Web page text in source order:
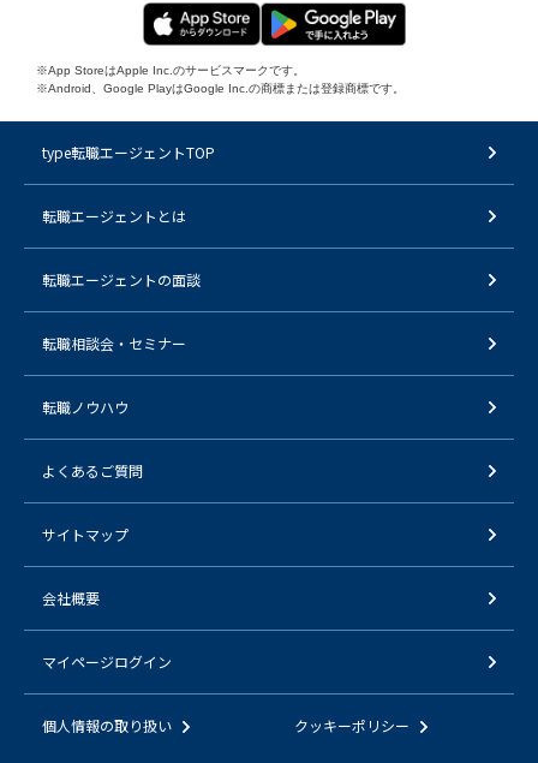
※App StoreはApple Inc.のサービスマークです。
※Android、Google PlayはGoogle Inc.の商標または登録商標です。
type転職エージェントTOP
転職エージェントとは
転職エージェントの面談
転職相談会・セミナー
転職ノウハウ
よくあるご質問
サイトマップ
会社概要
マイページログイン
個人情報の取り扱い クッキーポリシー